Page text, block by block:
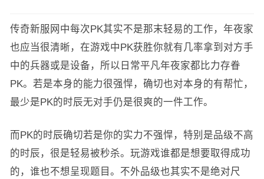
传奇新服网中每次PK其实不是那末轻易的工作，年夜家
也应当很清晰，在游戏中PK获胜你就有几率拿到对方手
中的兵器或是设备，所以日常平凡年夜家都比力存眷
PK。若是本身的能力很强悍，确切也对本身的有帮忙，
最少是PK的时辰无对手仍是很爽的一件工作。
而PK的时辰确切若是你的实力不强悍，特别是品级不高
的时辰，很是轻易被秒杀。玩游戏谁都是想要取得成功
的，谁也不想呈现题目。不外品级也其实不是绝对尺